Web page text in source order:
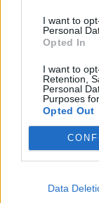
I want to
Personal
Opted In
I want to
Retention,
Personal
Purposes
Opted Out
Data
Autore